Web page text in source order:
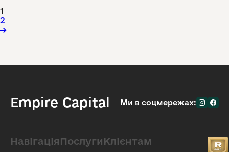
1
2
→
Empire Capital Ми в соцмережах:
НавігаціяПослугиКлієнтам